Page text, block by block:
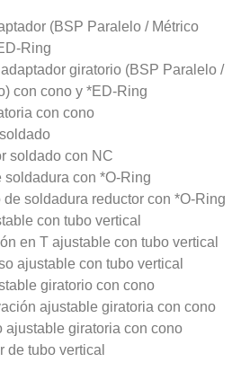
(BSP Paralelo / Métrico
Ring
adaptador giratorio (BSP Paralelo /
con cono y *ED-Ring
con cono
soldado con NC
soldadura con *O-Ring
de soldadura reductor con *O-Ring
con tubo vertical
en T ajustable con tubo vertical
ajustable con tubo vertical
giratorio con cono
ajustable giratoria con cono
ajustable giratoria con cono
de tubo vertical